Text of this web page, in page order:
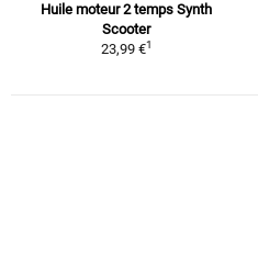
Huile moteur 2 temps Synth
Scooter
23,99 €1